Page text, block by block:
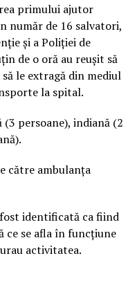
primului ajutor
număr de 16 salvatori,
și a Poliției de
de o oră au reușit să
le extragă din mediul
la spital.
persoane), indiană (2
către ambulanța
identificată ca fiind
ce se afla în funcțiune
activitatea.